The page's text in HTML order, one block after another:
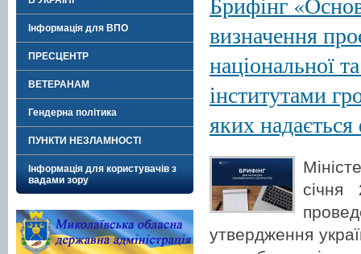
Інформація для ВПО
ПРЕСЦЕНТР
ВЕТЕРАНАМ
Гендерна політика
ПУНКТИ НЕЗЛАМНОСТІ
Інформація для користувачів з
вадами зору
визначення
національної
інститутами
яких
січня
утвердження